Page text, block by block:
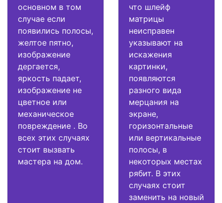
основном в том
случае если
появились полосы,
желтое пятно,
изображение
дергается,
яркость падает,
изображение не
цветное или
механическое
повреждение . Во
всех этих случаях
стоит вызвать
мастера на дом.
что шлейф
матрицы
неисправен
указывают на
искажения
картинки,
появляются
разного вида
мерцания на
экране,
горизонтальные
или вертикальные
полосы, в
некоторых местах
рябит. В этих
случаях стоит
заменить на новый